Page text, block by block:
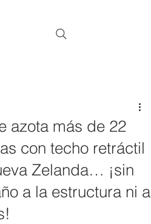
azota más de 22
con techo retráctil
Zelanda… ¡sin
a la estructura ni a